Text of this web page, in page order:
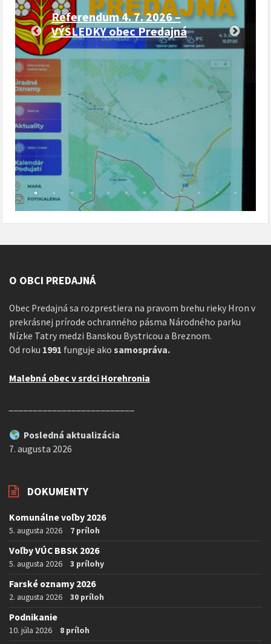
Referendum 4. 7. 2026 –
VÝSLEDKY obec Predajná
O OBCI PREDAJNÁ
Obec Predajná sa rozprestiera na pravom brehu rieky Hron v
prekrásnej prírode ochranného pásma Národného parku
Nízke Tatry medzi Banskou Bystricou a Breznom.
Od roku 1991 funguje ako samospráva.
Malebná obec v srdci Horehronia
Posledná aktualizácia
7. augusta 2026
DOKUMENTY
Komunálne voľby 2026
5. augusta 2026 7 príloh
Voľby VÚC BBSK 2026
5. augusta 2026 3 prílohy
Farské oznamy 2026
2. augusta 2026 30 príloh
Podnikanie
10. júla 2026 8 príloh